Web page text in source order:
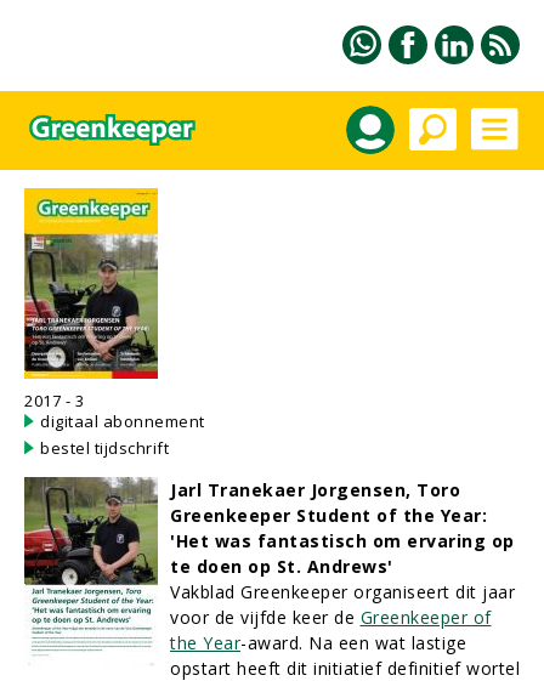
2017 - 3
digitaal abonnement
bestel tijdschrift
Jarl Tranekaer Jorgensen, Toro
Greenkeeper Student of the Year:
'Het was fantastisch om ervaring op
te doen op St. Andrews'
Vakblad Greenkeeper organiseert dit jaar
voor de vijfde keer de Greenkeeper of
the Year-award. Na een wat lastige
opstart heeft dit initiatief definitief wortel